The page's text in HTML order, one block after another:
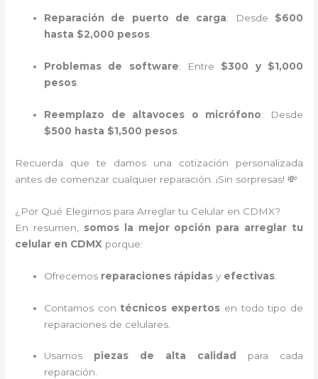
Reparación de puerto de carga: Desde $600
hasta $2,000 pesos.
Problemas de software: Entre $300 y $1,000
pesos
Reemplazo de altavoces o micrófono: Desde
$500 hasta $1,500 pesos
Recuerda que te damos una cotización personalizada
antes de comenzar cualquier reparación. ¡Sin sorpresas! 💸
¿Por Qué Elegirnos para Arreglar tu Celular en CDMX?
En resumen, somos la mejor opción para arreglar tu
celular en CDMX porque:
Ofrecemos reparaciones rápidas y efectivas
Contamos con técnicos expertos en todo tipo de
reparaciones de celulares.
Usamos piezas de alta calidad
para cada
reparación.